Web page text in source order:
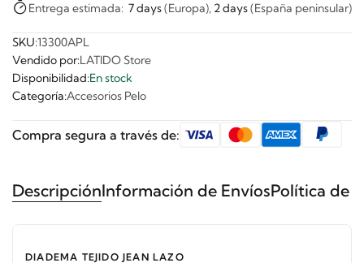
Entrega estimada: 7 days(Europa), 2 days(España peninsular)
SKU:13300APL
Vendido por:LATIDO Store
Disponibilidad:En stock
Categoría:Accesorios Pelo
Compra segura a través de:
DescripciónInformación de EnvíosPolítica de
DIADEMA TEJIDO JEAN LAZO